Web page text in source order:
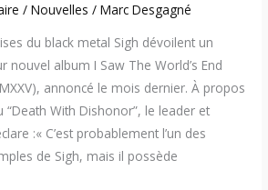
/Nouvelles /Marc Desgagné
du black metal Sigh dévoilent un
nouvel album I Saw The World’s End
annoncé le mois dernier. À propos
With Dishonor”, le leader et
:« C’est probablement l’un des
de Sigh, mais il possède